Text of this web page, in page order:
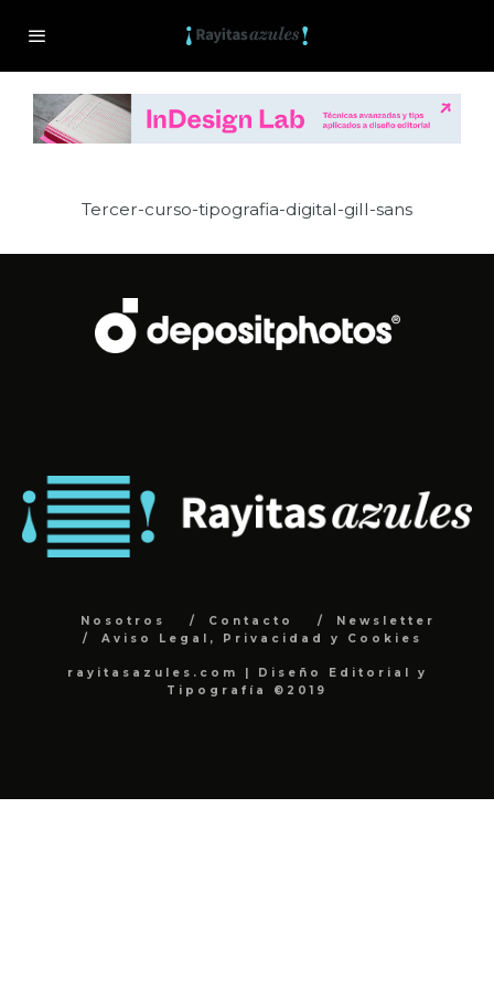
Tercer-curso-tipografia-digital-gill-sans
Nosotros Contacto
Newsletter
Aviso Legal, Privacidad y Cookies
rayitasazules.com | Diseño Editorial y
Tipografía ©2019